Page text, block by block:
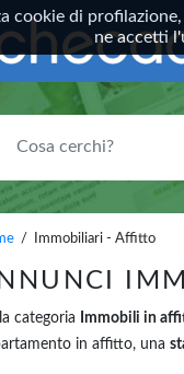
cookie di
ne accetti
/ Immobiliari - Affitto
categoria Immobili in
in affitto, una